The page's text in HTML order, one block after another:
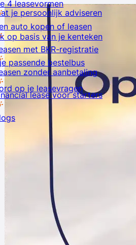
je persoonlijk adviseren
op basis van je kenteken
passende bestelbus
op je leasevragen
4 leasevormen
auto kopen of leasen
met BKR-registratie
zonder aanbetaling
lease voor starters